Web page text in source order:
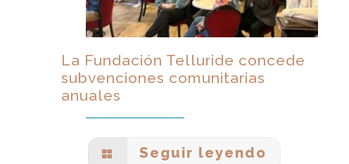
La Fundación Telluride concede
subvenciones comunitarias
anuales
Seguir leyendo